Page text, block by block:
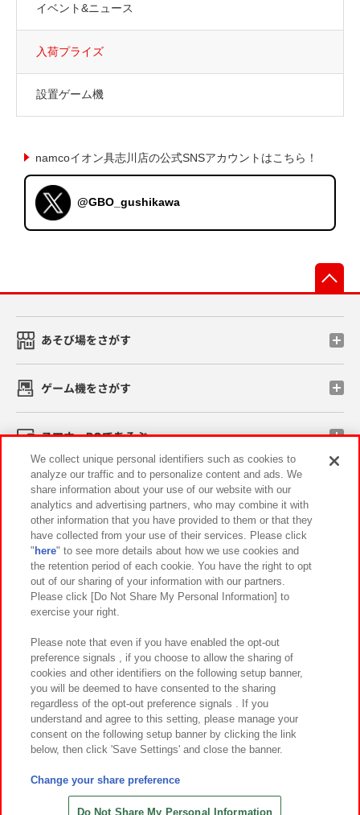
イベント&ニュース
入荷プライズ
設置ゲーム機
namcoイオン具志川店の公式SNSアカウントはこちら！
@GBO_gushikawa
あそび場をさがす
ゲーム機をさがす
スマホ・PCであそぶ
イベント・キャンペーン
関連会社 サステナビリティ サイトポリシー
プライバシーポリシー ウェブアクセシビリティ方針と検証結果
お取引先さまとともに
カスタマーハラスメント対応方針 よくあるご質問・お問い合わせ
©Bandai Namco Amusement Inc.
©Bandai Namco Amusement Lab Inc.
©HANAYASHIKI Co., Ltd. All Rights Reserved.
We collect unique personal identifiers such as cookies to
analyze our traffic and to personalize content and ads. We
share information about your use of our website with our
analytics and advertising partners, who may combine it with
other information that you have provided to them or that they
have collected from your use of their services. Please click
" here" to see more details about how we use cookies and
the retention period of each cookie. You have the right to opt
out of our sharing of your information with our partners.
Please click [Do Not Share My Personal Information] to
exercise your right.
Please note that even if you have enabled the opt-out
preference signals , if you choose to allow the sharing of
cookies and other identifiers on the following setup banner,
you will be deemed to have consented to the sharing
regardless of the opt-out preference signals . If you
understand and agree to this setting, please manage your
consent on the following setup banner by clicking the link
below, then click 'Save Settings' and close the banner.
Change your share preference
Do Not Share My Personal Information